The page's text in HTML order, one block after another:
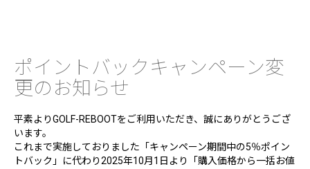
ポイントバックキャンペーン変
更のお知らせ
平素よりGOLF-REBOOTをご利用いただき、誠にありがとうござ
います。
これまで実施しておりました「キャンペーン期間中の5％ポイン
トバック」に代わり2025年10月1日より「購入価格から一括お値